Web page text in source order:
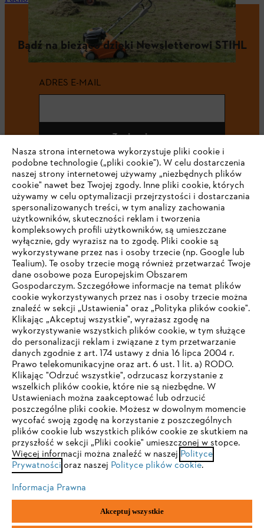
Bądź na bieżąco dzięki Newsletterowi STIHL
ADRES E-MAIL
Zapisz się
#STIHL
Firma
STIHL FAQ
Serwis
Polityka prywatności Wskazówki prawne Cookies
Informacje prawne
"ANDREAS STIHL" SP. Z O.O. z siedzibą w Sadach, 62-080 Tarnowo
TWOJA PRZEGLĄDARKA NIE JEST
OBSŁUGIWANA
Korzystasz z przeglądarki, której jeszcze nie obsługujemy. W
celu optymalnego korzystania z naszej strony zalecamy
przejście do jednej z następujących przeglądarek:
Firefox Chrome
Nasza strona internetowa wykorzystuje pliki cookie i
podobne technologie („pliki cookie"). W celu dostarczenia
naszej strony internetowej używamy „niezbędnych plików
cookie" nawet bez Twojej zgody. Inne pliki cookie, których
używamy w celu optymalizacji przejrzystości i dostarczania
spersonalizowanych treści, w tym analizy zachowania
użytkowników, skuteczności reklam i tworzenia
kompleksowych profili użytkowników, są umieszczane
wyłącznie, gdy wyrazisz na to zgodę. Pliki cookie są
wykorzystywane przez nas i osoby trzecie (np. Google lub
Tealium). Te osoby trzecie mogą również przetwarzać Twoje
dane osobowe poza Europejskim Obszarem
Gospodarczym. Szczegółowe informacje na temat plików
cookie wykorzystywanych przez nas i osoby trzecie można
znaleźć w sekcji „Ustawienia" oraz „Polityka plików cookie".
Klikając „Akceptuj wszystkie", wyrażasz zgodę na
wykorzystywanie wszystkich plików cookie, w tym służące
do personalizacji reklam i związane z tym przetwarzanie
danych zgodnie z art. 174 ustawy z dnia 16 lipca 2004 r.
Prawo telekomunikacyjne oraz art. 6 ust. 1 lit. a) RODO.
Klikając "Odrzuć wszystkie", odrzucasz korzystanie z
wszelkich plików cookie, które nie są niezbędne. W
Ustawieniach można zaakceptować lub odrzucić
poszczególne pliki cookie. Możesz w dowolnym momencie
wycofać swoją zgodę na korzystanie z poszczególnych
plików cookie lub wszystkich plików cookie ze skutkiem na
przyszłość w sekcji „Pliki cookie" umieszczonej w stopce.
Więcej informacji można znaleźć w naszej Polityce
Prywatności oraz naszej Polityce plików cookie.
Informacja Prawna
Akceptuj wszystkie